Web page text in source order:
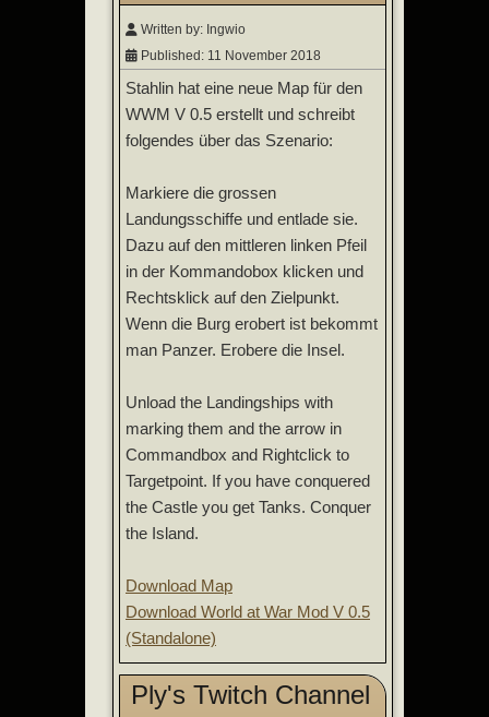
Written by: Ingwio
Published: 11 November 2018
Stahlin hat eine neue Map für den
WWM V 0.5 erstellt und schreibt
folgendes über das Szenario:
Markiere die grossen
Landungsschiffe und entlade sie.
Dazu auf den mittleren linken Pfeil
in der Kommandobox klicken und
Rechtsklick auf den Zielpunkt.
Wenn die Burg erobert ist bekommt
man Panzer. Erobere die Insel.
Unload the Landingships with
marking them and the arrow in
Commandbox and Rightclick to
Targetpoint. If you have conquered
the Castle you get Tanks. Conquer
the Island.
Download Map
Download World at War Mod V 0.5
(Standalone)
Ply's Twitch Channel